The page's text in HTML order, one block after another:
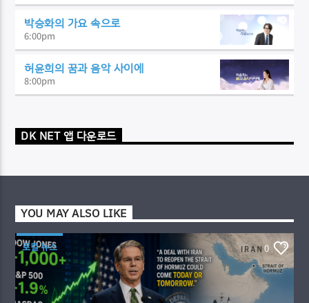
박승화의 가요 속으로
6:00pm
허윤희의 꿈과 음악 사이에
8:00pm
DK NET 앱 다운로드
YOU MAY ALSO LIKE
로컬 뉴스 0